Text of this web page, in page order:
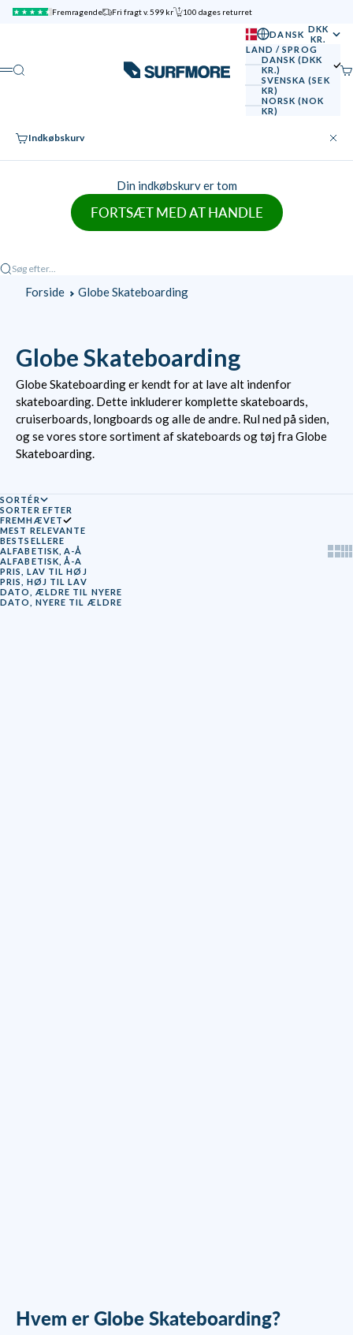
Spring til indhold
Fremragende Fri fragt v. 599 kr 100 dages returret
SURFMORE
Menu
Søg
DANSK DKK
KR.
LAND / SPROG
DANSK (DKK
KR.)
SVENSKA (SEK
KR)
NORSK (NOK
KR)
Indkøbskurv Luk
Din indkøbskurv er tom
FORTSÆT MED AT HANDLE
Søg efter...
Forside
Globe Skateboarding
Globe Skateboarding
Globe Skateboarding er kendt for at lave alt indenfor
skateboarding. Dette inkluderer komplette skateboards,
cruiserboards, longboards og alle de andre. Rul ned på siden,
og se vores store sortiment af skateboards og tøj fra Globe
Skateboarding.
SORTÉR
SORTER EFTER
FREMHÆVET
MEST RELEVANTE
BESTSELLERE
ALFABETISK, A-Å
ALFABETISK, Å-A
PRIS, LAV TIL HØJ
PRIS, HØJ TIL LAV
DATO, ÆLDRE TIL NYERE
DATO, NYERE TIL ÆLDRE
Hvem er Globe Skateboarding?